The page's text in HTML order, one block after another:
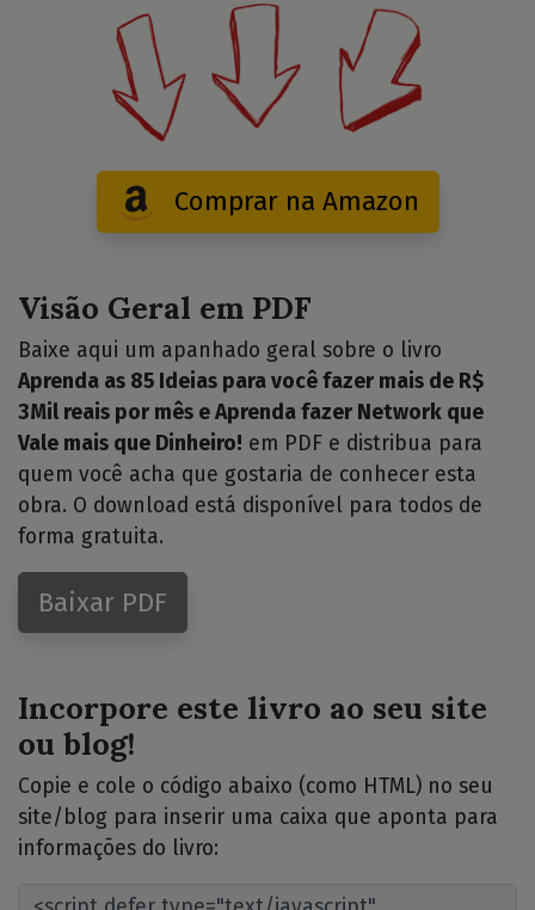
Comprar na Amazon
Visão Geral em PDF
Baixe aqui um apanhado geral sobre o livro
Aprenda as 85 Ideias para você fazer mais de R$
3Mil reais por mês e Aprenda fazer Network que
Vale mais que Dinheiro! em PDF e distribua para
quem você acha que gostaria de conhecer esta
obra. O download está disponível para todos de
forma gratuita.
Baixar PDF
Incorpore este livro ao seu site
ou blog!
Copie e cole o código abaixo (como HTML) no seu
site/blog para inserir uma caixa que aponta para
informações do livro: